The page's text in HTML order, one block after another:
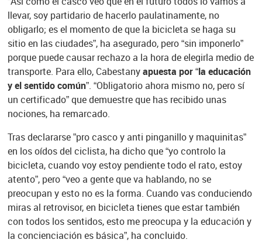
llevar, soy partidario de hacerlo paulatinamente, no
obligarlo; es el momento de que la bicicleta se haga su
sitio en las ciudades”, ha asegurado, pero “sin imponerlo”
porque puede causar rechazo a la hora de elegirla medio de
transporte. Para ello, Cabestanyapuesta por “la educación
y el sentido común”. “Obligatorio ahora mismo no, pero sí
un certificado” que demuestre que has recibido unas
nociones, ha remarcado.
Tras declararse ”pro casco y anti pinganillo y maquinitas”
en los oídos del ciclista, ha dicho que “yo controlo la
bicicleta, cuando voy estoy pendiente todo el rato, estoy
atento”, pero “veo a gente que va hablando, no se
preocupan y esto no es la forma. Cuando vas conduciendo
miras al retrovisor, en bicicleta tienes que estar también
con todos los sentidos, esto me preocupa y la educación y
la concienciación es básica”, ha concluido.